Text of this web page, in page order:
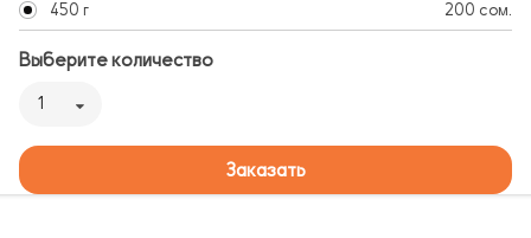
450 г 200 сом.
Выберите количество
1
Заказать